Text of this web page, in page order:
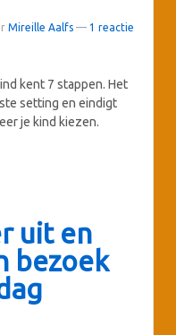
Mireille Aalfs — 1 reactie
kent 7 stappen. Het
setting en eindigt
je kind kiezen.
uit en
bezoek